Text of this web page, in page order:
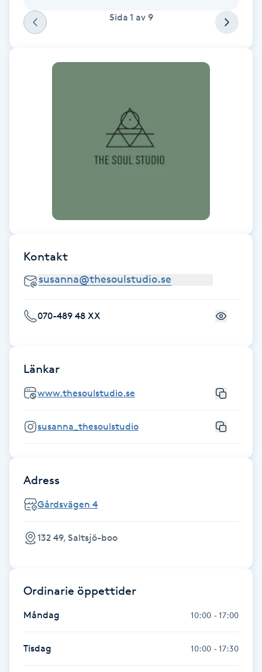
Fotsvamp
Fotvård
Fransk manikyr
Friskvård
Färgning
Föning
Gelenaglar
Gellack
Sida 1 av 9
Kontakt
070-489 48 XX
Länkar
www.thesoulstudio.se
susanna_thesoulstudio
Adress
Gårdsvägen 4
132 49, Saltsjö-boo
Ordinarie öppettider
Måndag 10:00 - 17:00
Tisdag 10:00 - 17:30